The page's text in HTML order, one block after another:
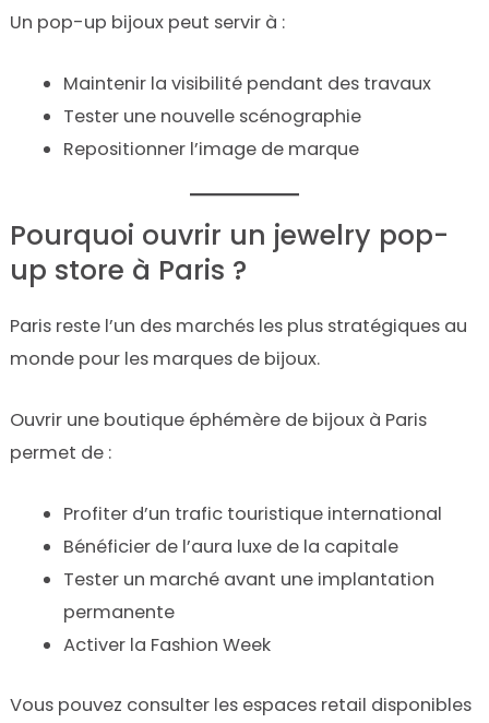
Un pop-up bijoux peut servir à :
Maintenir la visibilité pendant des travaux
Tester une nouvelle scénographie
Repositionner l’image de marque
Pourquoi ouvrir un jewelry pop-
up store à Paris ?
Paris reste l’un des marchés les plus stratégiques au
monde pour les marques de bijoux.
Ouvrir une boutique éphémère de bijoux à Paris
permet de :
Profiter d’un trafic touristique international
Bénéficier de l’aura luxe de la capitale
Tester un marché avant une implantation
permanente
Activer la Fashion Week
Vous pouvez consulter les espaces retail disponibles